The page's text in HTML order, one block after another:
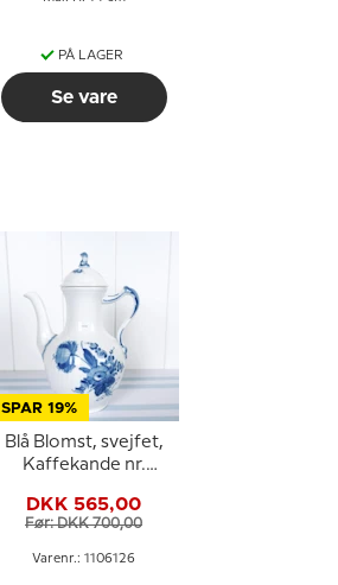
PÅ LAGER
Se vare
SPAR 19%
Blå Blomst, svejfet,
Kaffekande nr.
Royal Copenhagen
DKK 565,00
Før: DKK 700,00
Varenr.: 1106126